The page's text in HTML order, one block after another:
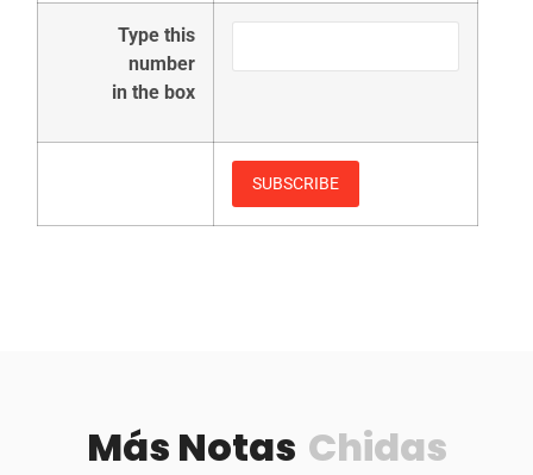
Type this
number
in the box
Más Notas Chidas